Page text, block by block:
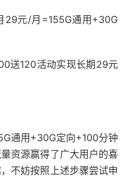
29元/月=155G通用+30G
送120活动实现长期29元
通用+30G定向+100分钟
资源赢得了广大用户的喜
不妨按照上述步骤尝试申